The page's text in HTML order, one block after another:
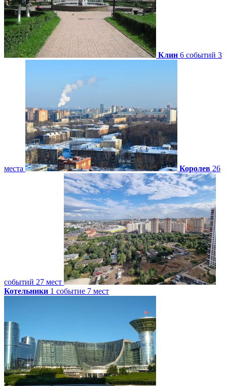
Клин 6 событий 3
места Королев 26
событий 27 мест
Котельники 1 событие 7 мест